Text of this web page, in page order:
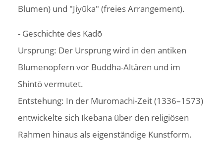
Blumen) und "Jiyūka" (freies Arrangement).
- Geschichte des Kadō
Ursprung: Der Ursprung wird in den antiken
Blumenopfern vor Buddha-Altären und im
Shintō vermutet.
Entstehung: In der Muromachi-Zeit (1336–1573)
entwickelte sich Ikebana über den religiösen
Rahmen hinaus als eigenständige Kunstform.